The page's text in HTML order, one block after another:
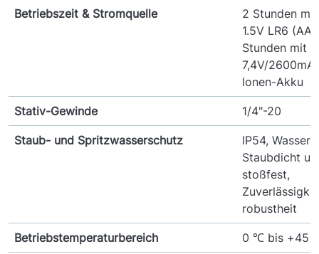
Betriebszeit & Stromquelle
2 Stunden
1.5V LR6
Stunden mit
7,4V/
Ionen-Akku
Stativ-Gewinde 1/4"-20
Staub- und Spritzwasserschutz
IP54,
Staubdicht
stoßfest,
robustheit
Betriebstemperaturbereich 0 ℃ bis +45